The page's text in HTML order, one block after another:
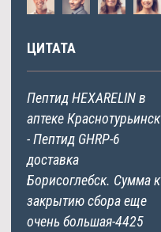
ЦИТАТА
Пептид HEXARELIN в
аптеке Краснотурьинск
- Пептид GHRP-6
доставка
Борисоглебск. Сумма к
закрытию сбора еще
очень большая-4425